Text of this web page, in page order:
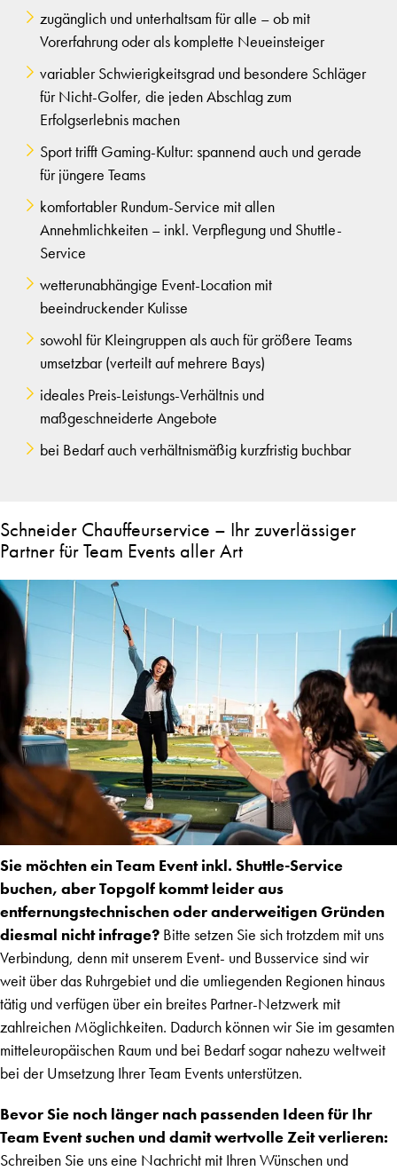
zugänglich und unterhaltsam für alle – ob mit
Vorerfahrung oder als komplette Neueinsteiger
variabler Schwierigkeitsgrad und besondere Schläger
für Nicht-Golfer, die jeden Abschlag zum
Erfolgserlebnis machen
Sport trifft Gaming-Kultur: spannend auch und gerade
für jüngere Teams
komfortabler Rundum-Service mit allen
Annehmlichkeiten – inkl. Verpflegung und Shuttle-
Service
wetterunabhängige Event-Location mit
beeindruckender Kulisse
sowohl für Kleingruppen als auch für größere Teams
umsetzbar (verteilt auf mehrere Bays)
ideales Preis-Leistungs-Verhältnis und
maßgeschneiderte Angebote
bei Bedarf auch verhältnismäßig kurzfristig buchbar
Schneider Chauffeurservice – Ihr zuverlässiger
Partner für Team Events aller Art
Sie möchten ein Team Event inkl. Shuttle-Service
buchen, aber Topgolf kommt leider aus
entfernungstechnischen oder anderweitigen Gründen
diesmal nicht infrage? Bitte setzen Sie sich trotzdem mit uns
Verbindung, denn mit unserem Event- und Busservice sind wir
weit über das Ruhrgebiet und die umliegenden Regionen hinaus
tätig und verfügen über ein breites Partner-Netzwerk mit
zahlreichen Möglichkeiten. Dadurch können wir Sie im gesamten
mitteleuropäischen Raum und bei Bedarf sogar nahezu weltweit
bei der Umsetzung Ihrer Team Events unterstützen.
Bevor Sie noch länger nach passenden Ideen für Ihr
Team Event suchen und damit wertvolle Zeit verlieren:
Schreiben Sie uns eine Nachricht mit Ihren Wünschen und